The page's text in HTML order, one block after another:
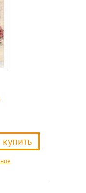
купить